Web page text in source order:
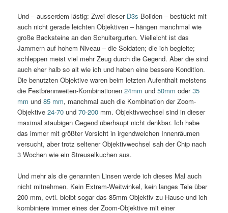
Und – ausserdem lästig: Zwei dieser D3s-Boliden – bestückt mit
auch nicht gerade leichten Objektiven – hängen manchmal wie
große Backsteine an den Schultergurten. Vielleicht ist das
Jammern auf hohem Niveau – die Soldaten; die ich begleite;
schleppen meist viel mehr Zeug durch die Gegend. Aber die sind
auch eher halb so alt wie ich und haben eine bessere Kondition.
Die benutzten Objektive waren beim letzten Aufenthalt meistens
die Festbrennweiten-Kombinationen24mm und50mm oder35
mmund85 mm, manchmal auch die Kombination der Zoom-
Objektive24-70 und70-200 mm. Objektivwechsel sind in dieser
maximal staubigen Gegend überhaupt nicht denkbar. Ich habe
das immer mit größter Vorsicht in irgendwelchen Innenräumen
versucht, aber trotz seltener Objektivwechsel sah der Chip nach
3 Wochen wie ein Streuselkuchen aus.
Und mehr als die genannten Linsen werde ich dieses Mal auch
nicht mitnehmen. Kein Extrem-Weitwinkel, kein langes Tele über
200 mm, evtl. bleibt sogar das 85mm Objektiv zu Hause und ich
kombiniere immer eines der Zoom-Objektive mit einer